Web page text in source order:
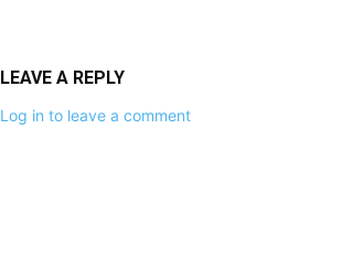
LEAVE A REPLY
Log in to leave a comment